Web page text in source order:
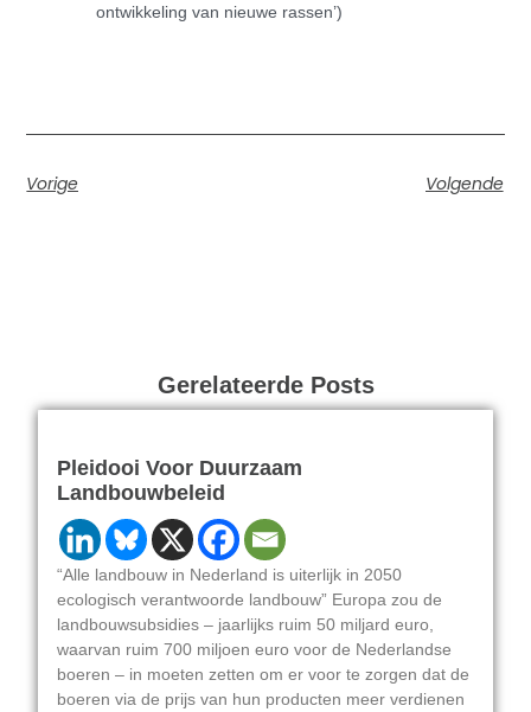
ontwikkeling van nieuwe rassen’)
Vorige Volgende
Gerelateerde Posts
Pleidooi Voor Duurzaam
Landbouwbeleid
“Alle landbouw in Nederland is uiterlijk in 2050
ecologisch verantwoorde landbouw” Europa zou de
landbouwsubsidies – jaarlijks ruim 50 miljard euro,
waarvan ruim 700 miljoen euro voor de Nederlandse
boeren – in moeten zetten om er voor te zorgen dat de
boeren via de prijs van hun producten meer verdienen